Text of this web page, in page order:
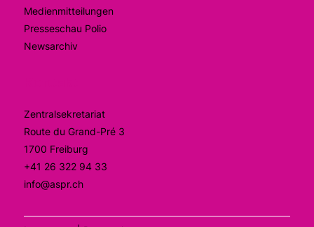
Medienmitteilungen
Presseschau Polio
Newsarchiv
Zentralsekretariat
Route du Grand-Pré 3
1700 Freiburg
+41 26 322 94 33
info@aspr.ch